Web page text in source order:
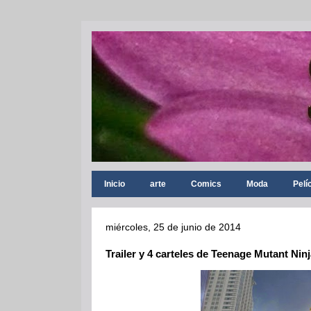
Inicio arte Comics Moda
miércoles, 25 de junio de 2014
Trailer y 4 carteles de Teenage Mutant